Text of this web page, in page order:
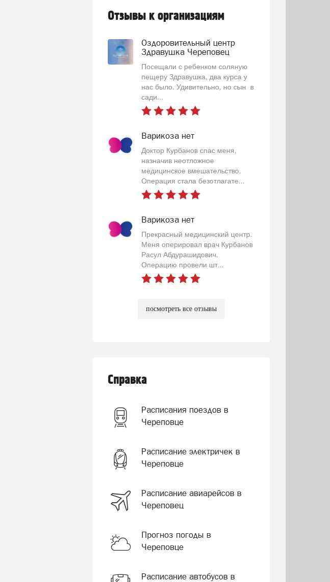
Отзывы к организациям
Оздоровительный центр
Здравушка Череповец
Посещали с ребенком соляную
пещеру Здравушка, два курса у
нас было. Удивительно, но сын в
сади...
Варикоза нет
Доктор Курбанов спас меня,
назначив неотложное
медицинское вмешательство.
Операция стала безотлагате...
Варикоза нет
Прекрасный медицинский центр.
Меня оперировал врач Курбанов
Расул Абдурашидович.
Операцию провели шт...
посмотреть все отзывы
Справка
Расписания поездов в
Череповце
Расписание электричек в
Череповце
Расписание авиарейсов в
Череповец
Прогноз погоды в
Череповце
Расписание автобусов в